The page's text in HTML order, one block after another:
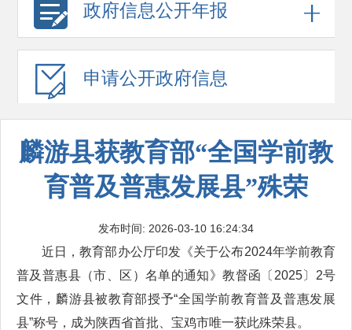
政府信息公开年报
申请公开政府信息
麟游县获教育部“全国学前教
育普及普惠发展县”殊荣
发布时间: 2026-03-10 16:24:34
近日，教育部办公厅印发《关于公布2024年学前教育
普及普惠县（市、区）名单的通知》教督函〔2025〕2号
文件，麟游县被教育部授予“全国学前教育普及普惠发展
县”称号，成为陕西省首批、宝鸡市唯一获此殊荣县。